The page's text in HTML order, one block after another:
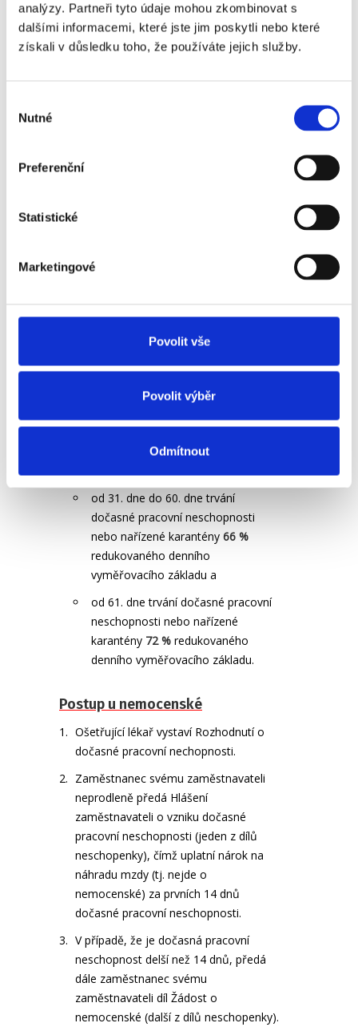
analýzy. Partneři tyto údaje mohou zkombinovat s
dalšími informacemi, které jste jim poskytli nebo které
získali v důsledku toho, že používáte jejich služby.
souhlasu
Nutné
Preferenční
Statistické
Marketingové
Povolit vše
Povolit výběr
Odmítnout
Od 15. dne pracovní neschopnosti
dostáváte nemocenskou. Výše
redukční hranice.
Výpočet
neboť výše nemocenské za kalendářní
den činí:
Od 15. do 30. dne trvání dočasné
redukovaného denního
od 31. dne do 60. dne trvání
dočasné pracovní neschopnosti
nebo nařízené karantény 66 %
redukovaného denního
vyměřovacího základu a
od 61. dne trvání dočasné pracovní
neschopnosti nebo nařízené
karantény 72 % redukovaného
denního vyměřovacího základu.
Postup u nemocenské
Ošetřující lékař vystaví Rozhodnutí o
dočasné pracovní nechopnosti.
Zaměstnanec svému zaměstnavateli
neprodleně předá Hlášení
zaměstnavateli o vzniku dočasné
pracovní neschopnosti (jeden z dílů
neschopenky), čímž uplatní nárok na
náhradu mzdy (tj. nejde o
nemocenské) za prvních 14 dnů
dočasné pracovní neschopnosti.
V případě, že je dočasná pracovní
neschopnost delší než 14 dnů, předá
dále zaměstnanec svému
zaměstnavateli díl Žádost o
nemocenské (další z dílů neschopenky).